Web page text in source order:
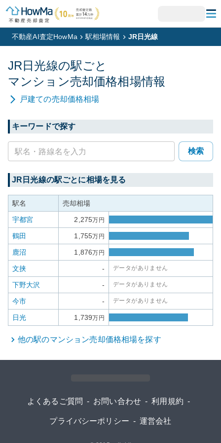
不動産AI査定HowMa 駅相場情報 JR日光線
JR日光線の駅ごと
マンション売却価格相場情報
戸建ての売却価格相場
キーワードで探す
検索
JR日光線の駅ごとに相場を見る
駅名 売却相場
宇都宮 2,275万円
鶴田 1,755万円
鹿沼 1,876万円
文挟 - データがありません
下野大沢 - データがありません
今市 - データがありません
日光 1,739万円
他の駅のマンション売却価格相場を探す
よくあるご質問 - お問い合わせ - 利用規約 -
プライバシーポリシー - 運営会社